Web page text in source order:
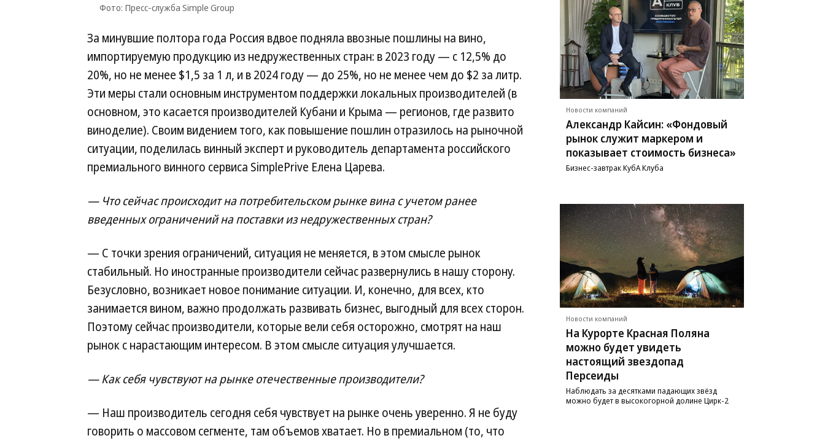
Фото: Пресс-служба Simple Group
За минувшие полтора года Россия вдвое подняла ввозные пошлины на вино,
импортируемую продукцию из недружественных стран: в 2023 году — с 12,5% до
20%, но не менее $1,5 за 1 л, и в 2024 году — до 25%, но не менее чем до $2 за литр.
Эти меры стали основным инструментом поддержки локальных производителей (в
основном, это касается производителей Кубани и Крыма — регионов, где развито
виноделие). Своим видением того, как повышение пошлин отразилось на рыночной
ситуации, поделилась винный эксперт и руководитель департамента российского
премиального винного сервиса SimplePrivе Елена Царева.
— Что сейчас происходит на потребительском рынке вина с учетом ранее
введенных ограничений на поставки из недружественных стран?
— С точки зрения ограничений, ситуация не меняется, в этом смысле рынок
стабильный. Но иностранные производители сейчас развернулись в нашу сторону.
Безусловно, возникает новое понимание ситуации. И, конечно, для всех, кто
занимается вином, важно продолжать развивать бизнес, выгодный для всех сторон.
Поэтому сейчас производители, которые вели себя осторожно, смотрят на наш
рынок с нарастающим интересом. В этом смысле ситуация улучшается.
— Как себя чувствуют на рынке отечественные производители?
— Наш производитель сегодня себя чувствует на рынке очень уверенно. Я не буду
говорить о массовом сегменте, там объемов хватает. Но в премиальном (то, что
Новости компаний
Александр Кайсин: «Фондовый
рынок служит маркером и
показывает стоимость бизнеса»
Бизнес-завтрак КубА Клуба
Новости компаний
На Курорте Красная Поляна
можно будет увидеть
настоящий звездопад
Персеиды
Наблюдать за десятками падающих звёзд
можно будет в высокогорной долине Цирк-2